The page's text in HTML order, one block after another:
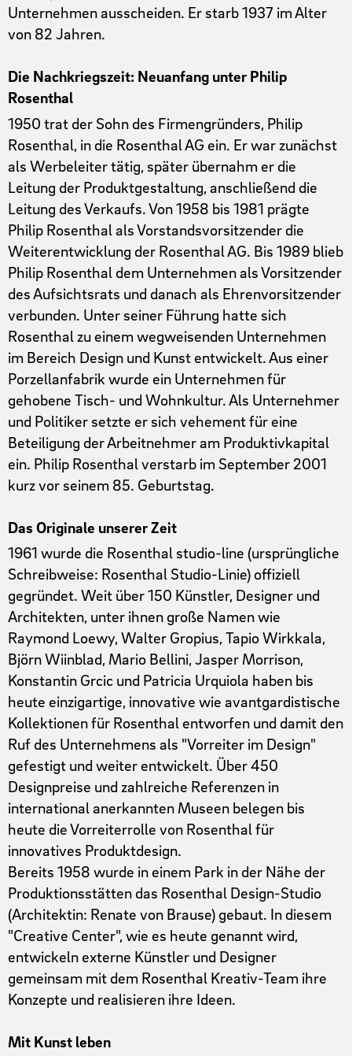
Unternehmen ausscheiden. Er starb 1937 im Alter
von 82 Jahren.
Die Nachkriegszeit: Neuanfang unter Philip
Rosenthal
1950 trat der Sohn des Firmengründers, Philip
Rosenthal, in die Rosenthal AG ein. Er war zunächst
als Werbeleiter tätig, später übernahm er die
Leitung der Produktgestaltung, anschließend die
Leitung des Verkaufs. Von 1958 bis 1981 prägte
Philip Rosenthal als Vorstandsvorsitzender die
Weiterentwicklung der Rosenthal AG. Bis 1989 blieb
Philip Rosenthal dem Unternehmen als Vorsitzender
des Aufsichtsrats und danach als Ehrenvorsitzender
verbunden. Unter seiner Führung hatte sich
Rosenthal zu einem wegweisenden Unternehmen
im Bereich Design und Kunst entwickelt. Aus einer
Porzellanfabrik wurde ein Unternehmen für
gehobene Tisch- und Wohnkultur. Als Unternehmer
und Politiker setzte er sich vehement für eine
Beteiligung der Arbeitnehmer am Produktivkapital
ein. Philip Rosenthal verstarb im September 2001
kurz vor seinem 85. Geburtstag.
Das Originale unserer Zeit
1961 wurde die Rosenthal studio-line (ursprüngliche
Schreibweise: Rosenthal Studio-Linie) offiziell
gegründet. Weit über 150 Künstler, Designer und
Architekten, unter ihnen große Namen wie
Raymond Loewy, Walter Gropius, Tapio Wirkkala,
Björn Wiinblad, Mario Bellini, Jasper Morrison,
Konstantin Grcic und Patricia Urquiola haben bis
heute einzigartige, innovative wie avantgardistische
Kollektionen für Rosenthal entworfen und damit den
Ruf des Unternehmens als "Vorreiter im Design"
gefestigt und weiter entwickelt. Über 450
Designpreise und zahlreiche Referenzen in
international anerkannten Museen belegen bis
heute die Vorreiterrolle von Rosenthal für
innovatives Produktdesign.
Bereits 1958 wurde in einem Park in der Nähe der
Produktionsstätten das Rosenthal Design-Studio
(Architektin: Renate von Brause) gebaut. In diesem
"Creative Center", wie es heute genannt wird,
entwickeln externe Künstler und Designer
gemeinsam mit dem Rosenthal Kreativ-Team ihre
Konzepte und realisieren ihre Ideen.
Mit Kunst leben